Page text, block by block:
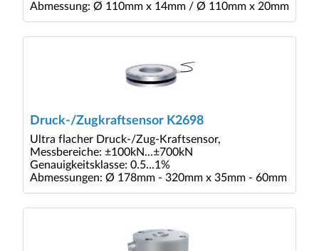
Abmessung: Ø 110mm x 14mm / Ø 110mm x 20mm
Druck-/Zugkraftsensor K2698
Ultra flacher Druck-/Zug-Kraftsensor,
Messbereiche: ±100kN...±700kN
Genauigkeitsklasse: 0.5...1%
Abmessungen: Ø 178mm - 320mm x 35mm - 60mm